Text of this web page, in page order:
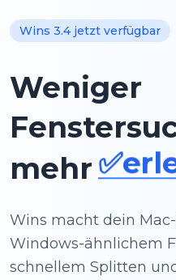
Wins 3.4 jetzt verfügbar
Weniger
mehr
Wins macht dein
Windows-ähnlichem
schnellem Splitten